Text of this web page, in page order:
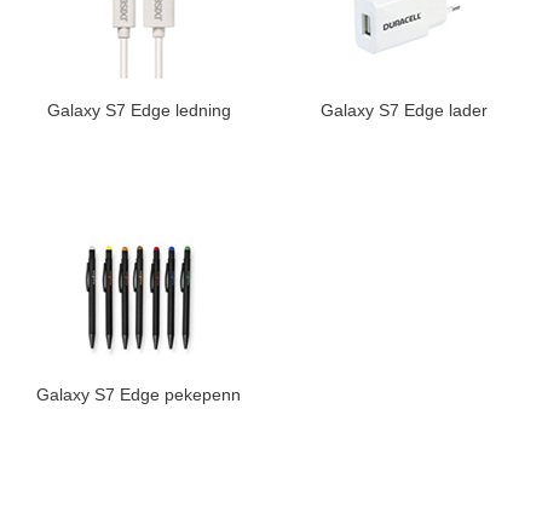
Galaxy S7 Edge ledning Galaxy S7 Edge lader
Galaxy S7 Edge pekepenn